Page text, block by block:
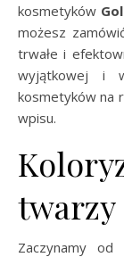
kosmetyków
możesz
trwałe i
wyjątkowej i
kosmetyków na
wpisu.
twarzy
Zaczynamy